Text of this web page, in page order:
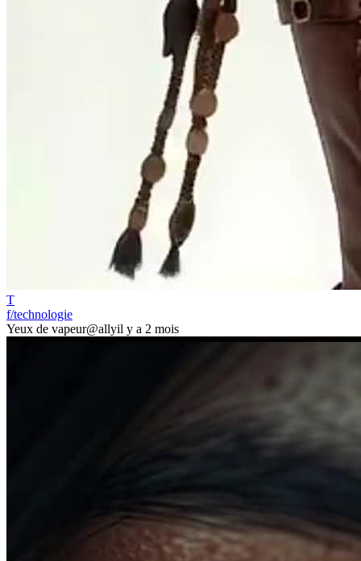
T
f/technologie
Yeux de vapeur@allyil y a 2 mois